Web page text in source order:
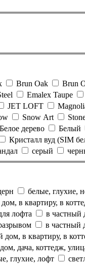
Brun Oak Brun
Emalex Taupe
JET LOFT
Snow Art
Белое дерево Белый
Кристалл вуд (SIM
серый
белые, глухие,
в квартиру, в
лофта в частный
в частный
дом, в квартиру, в
дом, дача, коттедж,
глухие, лофт